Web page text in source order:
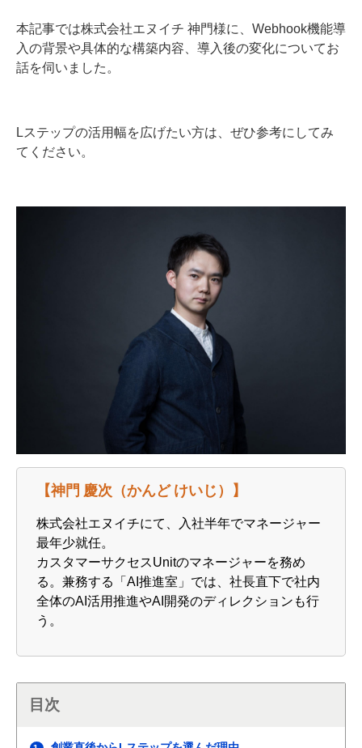
本記事では株式会社エヌイチ 神門様に、Webhook機能導
入の背景や具体的な構築内容、導入後の変化についてお
話を伺いました。
Lステップの活用幅を広げたい方は、ぜひ参考にしてみ
てください。
【神門 慶次（かんど けいじ）】
株式会社エヌイチにて、入社半年でマネージャー
最年少就任。
カスタマーサクセスUnitのマネージャーを務め
る。兼務する「AI推進室」では、社長直下で社内
全体のAI活用推進やAI開発のディレクションも行
う。
目次